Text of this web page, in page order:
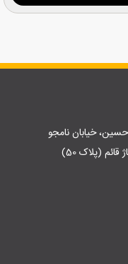
خیابان نامجو
(پلاک 50)